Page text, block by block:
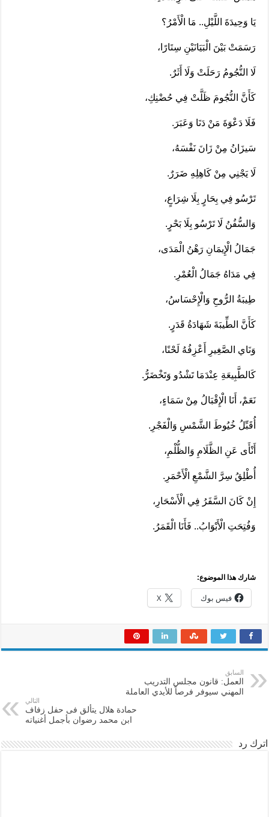
يَا وَحِيدَةَ اللَّيْلِ.. مَا الْأَمْرُ؟
رَسَمَتْ بَيْنَ الْبَيَانَيْنِ سِتَارًا،
لَا النُّجُومُ رَحَلَتْ وَلَا أَثَرٌ.
كَأَنَّ النُّجُومَ ظَلَّتْ فِي حُضْنِكِ،
فَلَا دَعْوَةَ مَنْ دَنَا وَعَبَرَ.
سَيزَانُ مِنْ زَانَ نَفْسَهُ،
لَا يَجْنِي مِنْ كَاهِلِهِ ضَرَرٌ.
تَرْسُو فِي بِحَارٍ بِلَا شِرَاعٍ،
وَالسُّفُنُ لَا تَرْسُو بِلَا بَحْرٍ.
جَمَالُ الْإِيمَانِ رَهْنُ الْمَدَى،
فِي مَدَاهُ جَمَالُ الْعُمْرِ.
طِيبَةُ الرُّوحِ وَالْإِحْسَاسُ،
كَأَنَّ الطِّيبَةَ شَهَادَةُ قَدَرٍ.
وَنَاي الصَّغِيرِ أَعْزِفُهُ لَحْنًا،
كَالطَّبِيعَةِ عِنْدَمَا تَشْدُو وَتَخْضَرُّ.
نَعَمْ، أَنَا الْإِقْبَالُ مِنْ سَمَاءٍ،
أُقَبِّلُ خُيُوطَ الشَّمْسِ وَالْفَجْرِ.
أَنْأَى عَنِ الظَّلَامِ وَالظُّلْمِ،
أُطْلِقُ سِرَّ الشَّمْعِ الْأَحْمَرِ.
إِنْ كَانَ السَّفَرُ فِي الْأَسْحَارِ،
وَفُتِحَتِ الْأَبْوَابُ.. فَأَنَا الْقَمَرُ.
شارك هذا الموضوع:
فيس بوك X
السابق
العمل: قانون مجلس التدريب
المهني سيوفر فرصاً للأيدي العاملة
التالي
حمادة هلال يتألق فى حفل زفاف
ابن محمد رضوان بأجمل أغنياته
اترك رد